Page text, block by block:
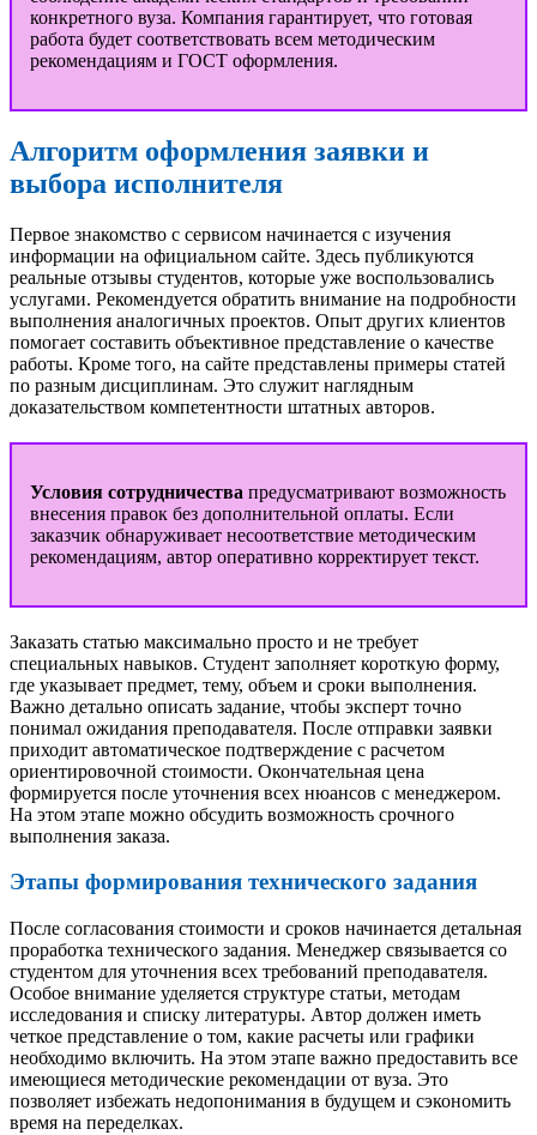
конкретного вуза. Компания гарантирует, что готовая
работа будет соответствовать всем методическим
рекомендациям и ГОСТ оформления.
Алгоритм оформления заявки и
выбора исполнителя
Первое знакомство с сервисом начинается с изучения
информации на официальном сайте. Здесь публикуются
реальные отзывы студентов, которые уже воспользовались
услугами. Рекомендуется обратить внимание на подробности
выполнения аналогичных проектов. Опыт других клиентов
помогает составить объективное представление о качестве
работы. Кроме того, на сайте представлены примеры статей
по разным дисциплинам. Это служит наглядным
доказательством компетентности штатных авторов.
Условия сотрудничества предусматривают возможность
внесения правок без дополнительной оплаты. Если
заказчик обнаруживает несоответствие методическим
рекомендациям, автор оперативно корректирует текст.
Заказать статью максимально просто и не требует
специальных навыков. Студент заполняет короткую форму,
где указывает предмет, тему, объем и сроки выполнения.
Важно детально описать задание, чтобы эксперт точно
понимал ожидания преподавателя. После отправки заявки
приходит автоматическое подтверждение с расчетом
ориентировочной стоимости. Окончательная цена
формируется после уточнения всех нюансов с менеджером.
На этом этапе можно обсудить возможность срочного
выполнения заказа.
Этапы формирования технического задания
После согласования стоимости и сроков начинается детальная
проработка технического задания. Менеджер связывается со
студентом для уточнения всех требований преподавателя.
Особое внимание уделяется структуре статьи, методам
исследования и списку литературы. Автор должен иметь
четкое представление о том, какие расчеты или графики
необходимо включить. На этом этапе важно предоставить все
имеющиеся методические рекомендации от вуза. Это
позволяет избежать недопонимания в будущем и сэкономить
время на переделках.